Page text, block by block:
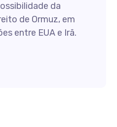
da
de Ormuz, em
entre EUA e Irã.